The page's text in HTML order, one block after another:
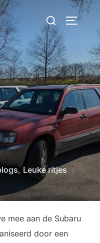
Search
for:
, Leuke ritjes
mee aan de Subaru
door een